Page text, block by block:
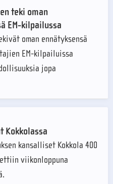
teki oman
EM-kilpailussa
oman ennätyksensä
EM-kilpailuissa
jopa
Kokkolassa
kansalliset Kokkola 400
viikonloppuna